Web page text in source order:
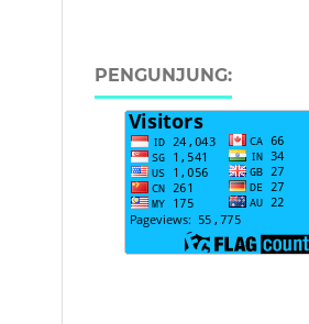
PENGUNJUNG: